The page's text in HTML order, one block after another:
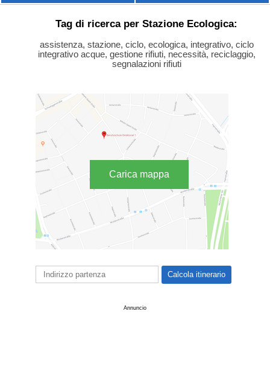
Tag di ricerca per Stazione Ecologica:
assistenza, stazione, ciclo, ecologica, integrativo, ciclo
integrativo acque, gestione rifiuti, necessità, reciclaggio,
segnalazioni rifiuti
Carica mappa
Annuncio